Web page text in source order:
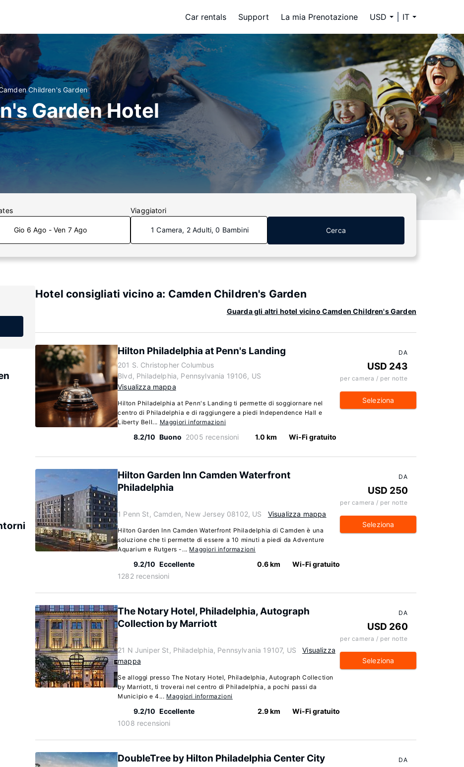
Car rentals Support La mia Prenotazione USD IT
Children's Garden
Garden Hotel
Gio 6 Ago - Ven 7 Ago
Viaggiatori
1 Camera, 2 Adulti, 0 Bambini Cerca
Hotel consigliati vicino a: Camden Children's Garden
Guarda gli altri hotel vicino Camden Children's Garden
Hilton Philadelphia at Penn's Landing
201 S. Christopher Columbus
Blvd, Philadelphia, Pennsylvania 19106, US
Visualizza mappa
Hilton Philadelphia at Penn's Landing ti permette di soggiornare nel
centro di Philadelphia e di raggiungere a piedi Independence Hall e
Liberty Bell... Maggiori informazioni
8.2/10 Buono 2005 recensioni 1.0 km Wi-Fi gratuito
DA
USD 243
per camera / per notte
Seleziona
Hilton Garden Inn Camden Waterfront
Philadelphia
1 Penn St, Camden, New Jersey 08102, US Visualizza mappa
Hilton Garden Inn Camden Waterfront Philadelphia di Camden è una
soluzione che ti permette di essere a 10 minuti a piedi da Adventure
Aquarium e Rutgers -... Maggiori informazioni
9.2/10 Eccellente
1282 recensioni
0.6 km Wi-Fi gratuito
DA
USD 250
per camera / per notte
Seleziona
The Notary Hotel, Philadelphia, Autograph
Collection by Marriott
21 N Juniper St, Philadelphia, Pennsylvania 19107, US
Visualizza
mappa
Se alloggi presso The Notary Hotel, Philadelphia, Autograph Collection
by Marriott, ti troverai nel centro di Philadelphia, a pochi passi da
Municipio e 4... Maggiori informazioni
9.2/10 Eccellente
1008 recensioni
2.9 km Wi-Fi gratuito
DA
USD 260
per camera / per notte
Seleziona
DoubleTree by Hilton Philadelphia Center City DA